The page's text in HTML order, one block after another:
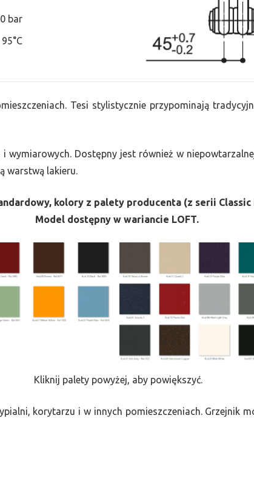
bar
Tesi stylistycznie przypominają
Dostępny jest również w
warstwą lakieru.
kolory z palety producenta (z serii
Model dostępny w wariancie LOFT.
Kliknij palety powyżej, aby powiększyć.
korytarzu i w innych pomieszczeniach. Grzejnik